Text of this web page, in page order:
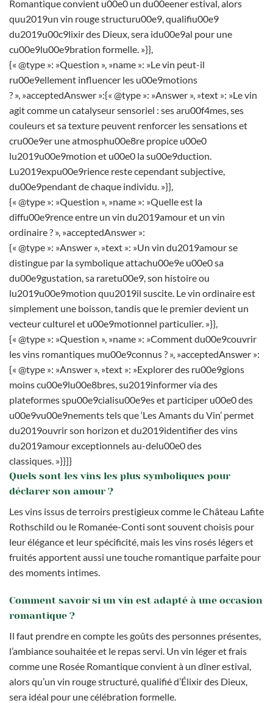
Romantique convient u00e0 un du00eener estival, alors
quu2019un vin rouge structuru00e9, qualifiu00e9
du2019u00c9lixir des Dieux, sera idu00e9al pour une
cu00e9lu00e9bration formelle. »}},
{« @type »: »Question », »name »: »Le vin peut-il
ru00e9ellement influencer les u00e9motions
? », »acceptedAnswer »:{« @type »: »Answer », »text »: »Le vin
agit comme un catalyseur sensoriel : ses aru00f4mes, ses
couleurs et sa texture peuvent renforcer les sensations et
cru00e9er une atmosphu00e8re propice u00e0
lu2019u00e9motion et u00e0 la su00e9duction.
Lu2019expu00e9rience reste cependant subjective,
du00e9pendant de chaque individu. »}},
{« @type »: »Question », »name »: »Quelle est la
diffu00e9rence entre un vin du2019amour et un vin
ordinaire ? », »acceptedAnswer »:
{« @type »: »Answer », »text »: »Un vin du2019amour se
distingue par la symbolique attachu00e9e u00e0 sa
du00e9gustation, sa raretu00e9, son histoire ou
lu2019u00e9motion quu2019il suscite. Le vin ordinaire est
simplement une boisson, tandis que le premier devient un
vecteur culturel et u00e9motionnel particulier. »}},
{« @type »: »Question », »name »: »Comment du00e9couvrir
les vins romantiques mu00e9connus ? », »acceptedAnswer »:
{« @type »: »Answer », »text »: »Explorer des ru00e9gions
moins cu00e9lu00e8bres, su2019informer via des
plateformes spu00e9cialisu00e9es et participer u00e0 des
u00e9vu00e9nements tels que ‘Les Amants du Vin’ permet
du2019ouvrir son horizon et du2019identifier des vins
du2019amour exceptionnels au-delu00e0 des
classiques. »}}]}
Quels sont les vins les plus symboliques pour
déclarer son amour ?
Les vins issus de terroirs prestigieux comme le Château Lafite
Rothschild ou le Romanée-Conti sont souvent choisis pour
leur élégance et leur spécificité, mais les vins rosés légers et
fruités apportent aussi une touche romantique parfaite pour
des moments intimes.
Comment savoir si un vin est adapté à une occasion
romantique ?
Il faut prendre en compte les goûts des personnes présentes,
l’ambiance souhaitée et le repas servi. Un vin léger et frais
comme une Rosée Romantique convient à un dîner estival,
alors qu’un vin rouge structuré, qualifié d’Élixir des Dieux,
sera idéal pour une célébration formelle.